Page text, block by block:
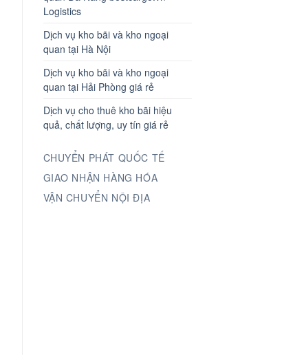
Logistics
Dịch vụ kho bãi và kho ngoại
quan tại Hà Nội
Dịch vụ kho bãi và kho ngoại
quan tại Hải Phòng giá rẻ
Dịch vụ cho thuê kho bãi hiệu
quả, chất lượng, uy tín giá rẻ
CHUYỂN PHÁT QUỐC TẾ
GIAO NHẬN HÀNG HÓA
VẬN CHUYỂN NỘI ĐỊA